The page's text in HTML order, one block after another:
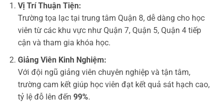
Vị Trí Thuận Tiện:
Trường tọa lạc tại trung tâm Quận 8, dễ dàng cho học
viên từ các khu vực như Quận 7, Quận 5, Quận 4 tiếp
cận và tham gia khóa học.
Giảng Viên Kinh Nghiệm:
Với đội ngũ giảng viên chuyên nghiệp và tận tâm,
trường cam kết giúp học viên đạt kết quả sát hạch cao,
tỷ lệ đỗ lên đến 99%.